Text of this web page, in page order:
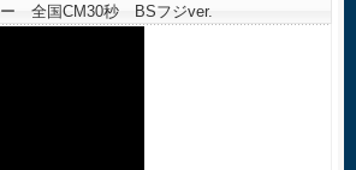
ー 全国CM30秒 BSフジver.